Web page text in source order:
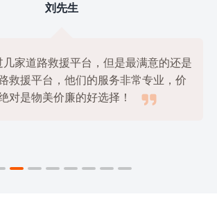
刘先生
几家道路救援平台，但是最满意的还是
救援平台，他们的服务非常专业，价
对是物美价廉的好选择！
